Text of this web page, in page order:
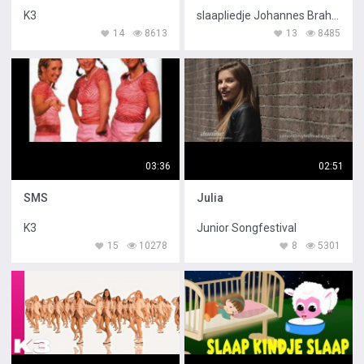
K3
8613
14 8485
13
03:36
SMS
K3
10278
15
02:51
Julia
Junior Songfestival
5301
8